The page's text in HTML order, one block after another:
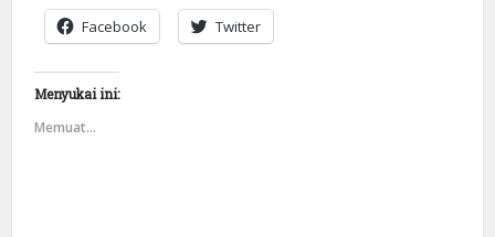
Facebook Twitter
Menyukai ini:
Memuat...